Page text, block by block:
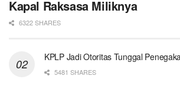
Kapal Raksasa Miliknya
6322 SHARES
KPLP Jadi Otoritas Tunggal
5481 SHARES